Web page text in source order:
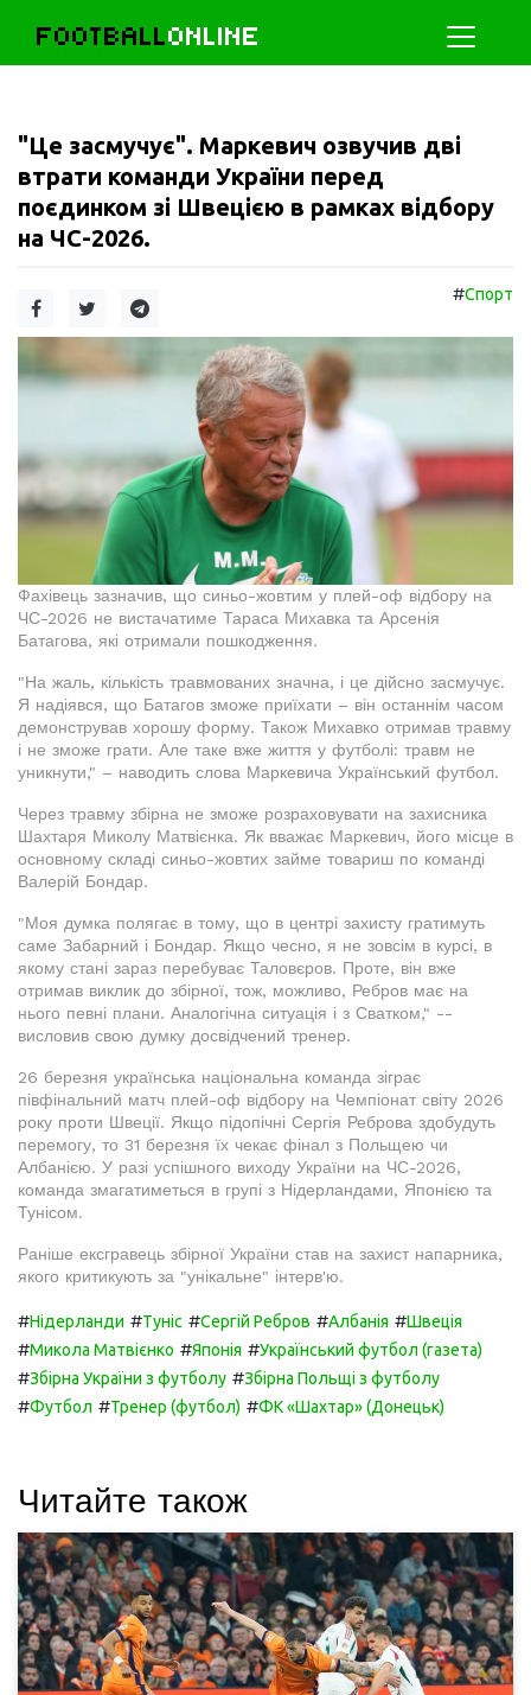
FOOTBALLONLINE
"Це засмучує". Маркевич озвучив дві
втрати команди України перед
поєдинком зі Швецією в рамках відбору
на ЧС-2026.
#Спорт
Фахівець зазначив, що синьо-жовтим у плей-оф відбору на
ЧС-2026 не вистачатиме Тараса Михавка та Арсенія
Батагова, які отримали пошкодження.
"На жаль, кількість травмованих значна, і це дійсно засмучує.
Я надіявся, що Батагов зможе приїхати – він останнім часом
демонстрував хорошу форму. Також Михавко отримав травму
і не зможе грати. Але таке вже життя у футболі: травм не
уникнути," – наводить слова Маркевича Український футбол.
Через травму збірна не зможе розраховувати на захисника
Шахтаря Миколу Матвієнка. Як вважає Маркевич, його місце в
основному складі синьо-жовтих займе товариш по команді
Валерій Бондар.
"Моя думка полягає в тому, що в центрі захисту гратимуть
саме Забарний і Бондар. Якщо чесно, я не зовсім в курсі, в
якому стані зараз перебуває Таловєров. Проте, він вже
отримав виклик до збірної, тож, можливо, Ребров має на
нього певні плани. Аналогічна ситуація і з Сватком," --
висловив свою думку досвідчений тренер.
26 березня українська національна команда зіграє
півфінальний матч плей-оф відбору на Чемпіонат світу 2026
року проти Швеції. Якщо підопічні Сергія Реброва здобудуть
перемогу, то 31 березня їх чекає фінал з Польщею чи
Албанією. У разі успішного виходу України на ЧС-2026,
команда змагатиметься в групі з Нідерландами, Японією та
Тунісом.
Раніше ексгравець збірної України став на захист напарника,
якого критикують за "унікальне" інтерв'ю.
#Нідерланди #Туніс #Сергій Ребров #Албанія #Швеція
#Микола Матвієнко #Японія #Український футбол (газета)
#Збірна України з футболу #Збірна Польщі з футболу
#Футбол #Тренер (футбол) #ФК «Шахтар» (Донецьк)
Читайте також